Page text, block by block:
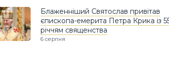
Блаженніший Святослав привітав
єпископа-емерита Петра Крика із
річчям священства
6 серпня